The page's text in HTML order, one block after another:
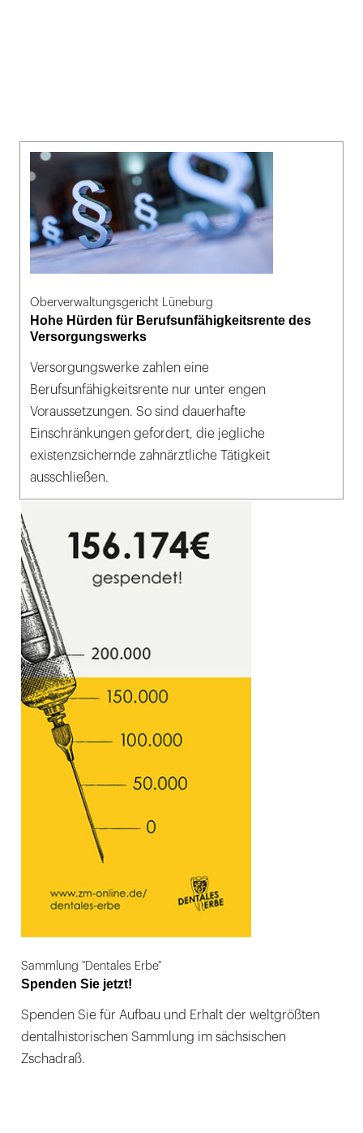
Oberverwaltungsgericht Lüneburg
Hohe Hürden für Berufsunfähigkeitsrente des
Versorgungswerks
Versorgungswerke zahlen eine
Berufsunfähigkeitsrente nur unter engen
Voraussetzungen. So sind dauerhafte
Einschränkungen gefordert, die jegliche
existenzsichernde zahnärztliche Tätigkeit
ausschließen.
Sammlung "Dentales Erbe"
Spenden Sie jetzt!
Spenden Sie für Aufbau und Erhalt der weltgrößten
dentalhistorischen Sammlung im sächsischen
Zschadraß.